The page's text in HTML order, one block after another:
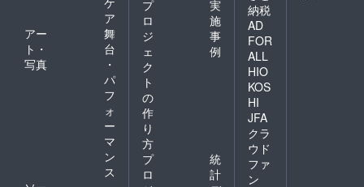
ア
アー
ト・
写真
舞
台
・
パ
フ
ォ
ー
マ
ン
ス
プ
ロ
ジ
ェ
ク
ト
の
作
り
方
実
施
事
例
プ
ロ
統
計
納税
AD
FOR
ALL
HIO
KOS
HI
JFA
クラ
ウド
ファ
ン